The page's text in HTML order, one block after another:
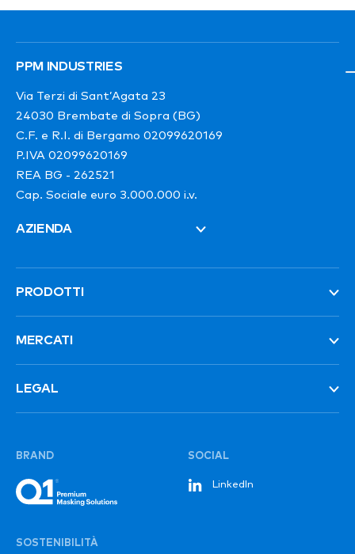
PPM INDUSTRIES
Via Terzi di Sant’Agata 23
24030 Brembate di Sopra (BG)
C.F. e R.I. di Bergamo 02099620169
P.IVA 02099620169
REA BG - 262521
Cap. Sociale euro 3.000.000 i.v.
AZIENDA
PRODOTTI
MERCATI
LEGAL
BRAND
SOSTENIBILITÀ
SOCIAL
LinkedIn